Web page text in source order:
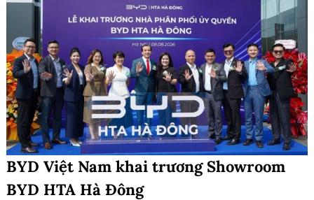
BYD Việt Nam khai trương Showroom
BYD HTA Hà Đông